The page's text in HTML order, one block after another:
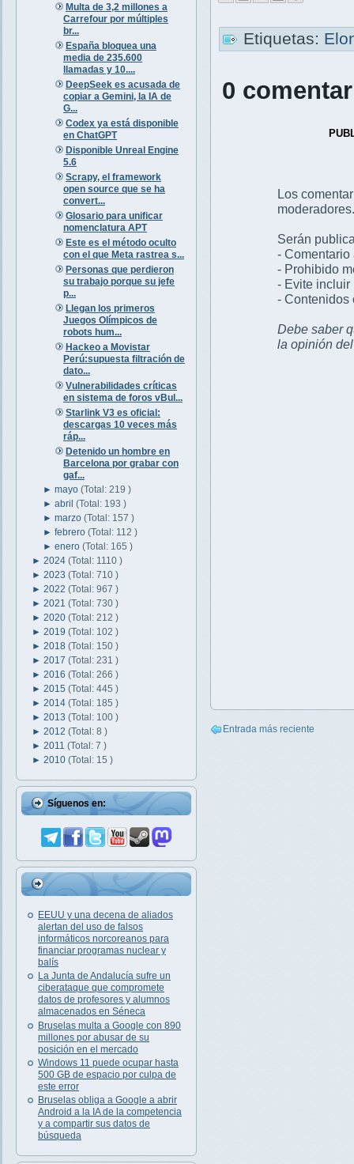
Multa de 3,2 millones a
Carrefour por múltiples
br...
España bloquea una
media de 235.600
llamadas y 10....
DeepSeek es acusada de
copiar a Gemini, la IA de
G...
Codex ya está disponible
en ChatGPT
Disponible Unreal Engine
5.6
Scrapy, el framework
open source que se ha
convert...
Glosario para unificar
nomenclatura APT
Este es el método oculto
con el que Meta rastrea s...
Personas que perdieron
su trabajo porque su jefe
p...
Llegan los primeros
Juegos Olímpicos de
robots hum...
Hackeo a Movistar
Perú:supuesta filtración de
dato...
Vulnerabilidades críticas
en sistema de foros vBul...
Starlink V3 es oficial:
descargas 10 veces más
ráp...
Detenido un hombre en
Barcelona por grabar con
gaf...
►mayo(Total: 219 )
►abril(Total: 193 )
►marzo(Total: 157 )
►febrero(Total: 112 )
►enero(Total: 165 )
► 2024 (Total: 1110 )
► 2023 (Total: 710 )
► 2022 (Total: 967 )
► 2021 (Total: 730 )
► 2020 (Total: 212 )
► 2019 (Total: 102 )
► 2018 (Total: 150 )
► 2017 (Total: 231 )
► 2016 (Total: 266 )
► 2015 (Total: 445 )
► 2014 (Total: 185 )
► 2013 (Total: 100 )
► 2012 (Total: 8 )
► 2011 (Total: 7 )
► 2010 (Total: 15 )
Síguenos en:
EEUU y una decena de aliados
alertan del uso de falsos
informáticos norcoreanos para
financiar programas nuclear y
balís
La Junta de Andalucía sufre un
ciberataque que compromete
datos de profesores y alumnos
almacenados en Séneca
Bruselas multa a Google con 890
millones por abusar de su
posición en el mercado
Windows 11 puede ocupar hasta
500 GB de espacio por culpa de
este error
Bruselas obliga a Google a abrir
Android a la IA de la competencia
y a compartir sus datos de
búsqueda
Etiquetas:
0
Los
moderadores.
Serán
- Comentario
- Prohibido
- Evite incluir
- Contenidos
Debe saber
la opinión
Entrada más reciente